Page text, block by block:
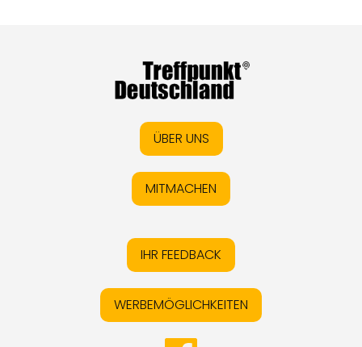
ÜBER UNS
MITMACHEN
IHR FEEDBACK
WERBEMÖGLICHKEITEN